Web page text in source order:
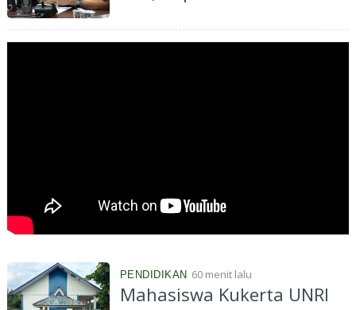
Diperpanjang!
PENDIDIKAN 60 menit lalu
Mahasiswa Kukerta UNRI